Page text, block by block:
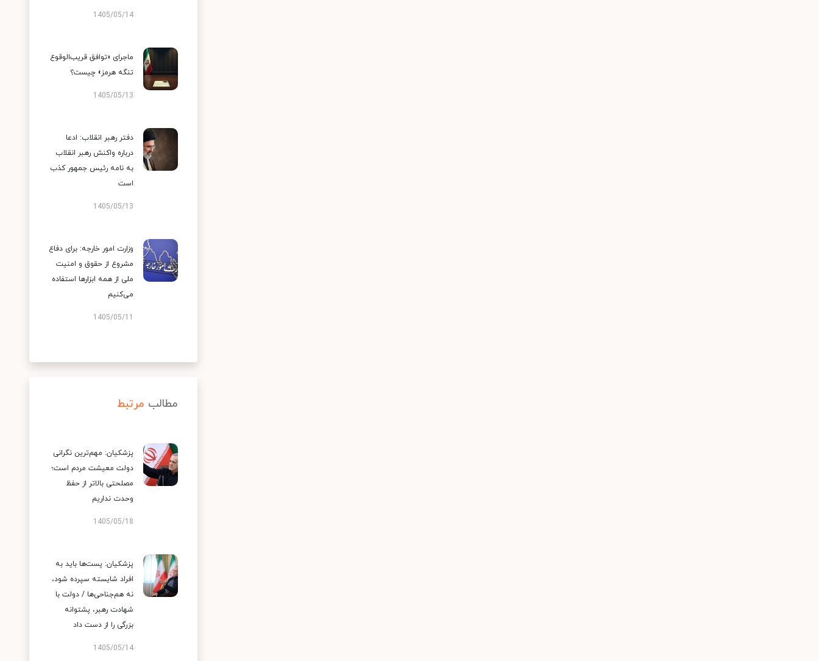
1405/05/14
ماجرای «توافق قریب‌الوقوع
تنگه هرمز» چیست؟
1405/05/13
دفتر رهبر انقلاب: ادعا
درباره واکنش رهبر انقلاب
به نامه رئیس جمهور کذب
است
1405/05/13
وزارت امور خارجه: برای دفاع
مشروع از حقوق و امنیت
ملی از همه ابزارها استفاده
می‌کنیم
1405/05/11
مطالب مرتبط
پزشکیان: مهم‌ترین نگرانی
دولت معیشت مردم است؛
مصلحتی بالاتر از حفظ
وحدت نداریم
1405/05/18
پزشکیان: پست‌ها باید به
افراد شایسته سپرده شود،
نه هم‌جناحی‌ها / دولت با
شهادت رهبر، پشتوانه
بزرگی را از دست داد
1405/05/14